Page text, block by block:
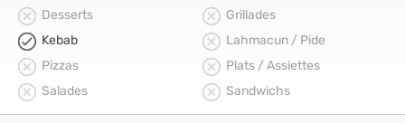
Desserts
Grillades
Kebab
Lahmacun / Pide
Pizzas
Plats / Assiettes
Salades
Sandwichs